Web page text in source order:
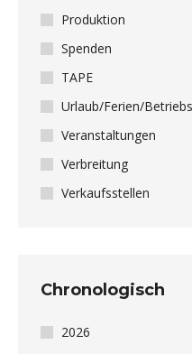
Produktion
Spenden
TAPE
Urlaub/Ferien/
Veranstaltungen
Verbreitung
Verkaufsstellen
Chronologisch
2026